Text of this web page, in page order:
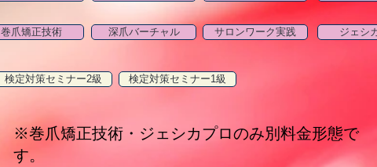
巻爪矯正技術 深爪バーチャル サロンワーク実践 ジェシ
検定対策セミナー2級 検定対策セミナー1級
※巻爪矯正技術・ジェシカプロのみ別料金形態で
す。